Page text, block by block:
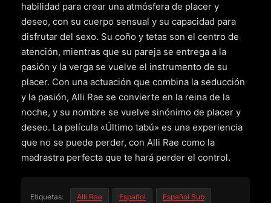
habilidad para crear una atmósfera de placer y
deseo, con su cuerpo sensual y su capacidad para
disfrutar del sexo. Su coño y tetas son el centro de
atención, mientras que su pareja se entrega a la
pasión y la verga se vuelve el instrumento de su
placer. Con una actuación que combina la seducción
y la pasión, Alli Rae se convierte en la reina de la
noche, y su nombre se vuelve sinónimo de placer y
deseo. La película «Último tabú» es una experiencia
que no se puede perder, con Alli Rae como la
madrastra perfecta que te hará perder el control.
Etiquetas: Alli Rae Español Español Sub